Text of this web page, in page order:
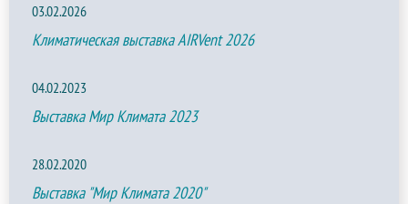
03.02.2026
Климатическая выставка AIRVent 2026
04.02.2023
Выставка Мир Климата 2023
28.02.2020
Выставка "Мир Климата 2020"